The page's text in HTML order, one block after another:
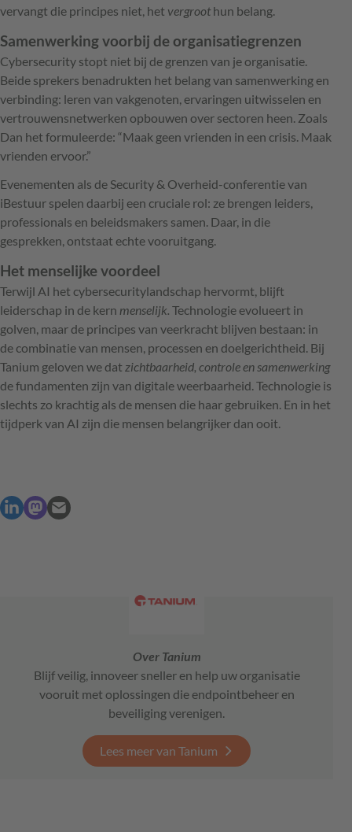
vervangt die principes niet, het vergroothun belang.
Samenwerking voorbij de organisatiegrenzen
Cybersecurity stopt niet bij de grenzen van je organisatie.
Beide sprekers benadrukten het belang van samenwerking en
verbinding: leren van vakgenoten, ervaringen uitwisselen en
vertrouwensnetwerken opbouwen over sectoren heen. Zoals
Dan het formuleerde: “Maak geen vrienden in een crisis. Maak
vrienden ervoor.”
Evenementen als de Security & Overheid-conferentie van
iBestuur spelen daarbij een cruciale rol: ze brengen leiders,
professionals en beleidsmakers samen. Daar, in die
gesprekken, ontstaat echte vooruitgang.
Het menselijke voordeel
Terwijl AI het cybersecuritylandschap hervormt, blijft
leiderschap in de kern menselijk. Technologie evolueert in
golven, maar de principes van veerkracht blijven bestaan: in
de combinatie van mensen, processen en doelgerichtheid. Bij
Tanium geloven we dat zichtbaarheid, controle en samenwerking
de fundamenten zijn van digitale weerbaarheid. Technologie is
slechts zo krachtig als de mensen die haar gebruiken. En in het
tijdperk van AI zijn die mensen belangrijker dan ooit.
Over Tanium
Blijf veilig, innoveer sneller en help uw organisatie
vooruit met oplossingen die endpointbeheer en
beveiliging verenigen.
Lees meer van Tanium